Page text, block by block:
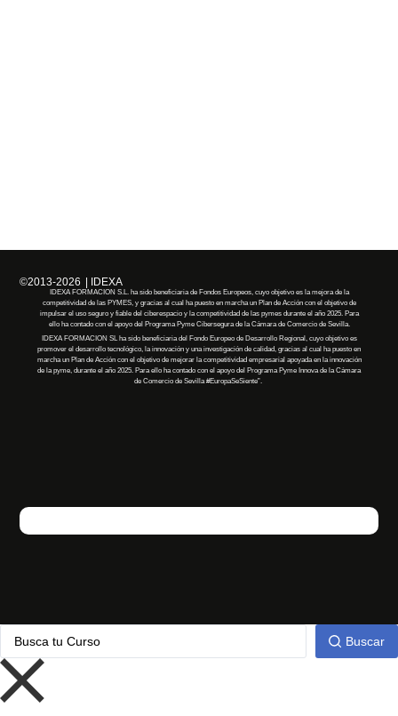
©2013-2026 | IDEXA
IDEXA FORMACION S.L. ha sido beneficiaria de Fondos Europeos, cuyo objetivo es la mejora de la
competitividad de las PYMES, y gracias al cual ha puesto en marcha un Plan de Acción con el objetivo de
impulsar el uso seguro y fiable del ciberespacio y la competitividad de las pymes durante el año 2025. Para
ello ha contado con el apoyo del Programa Pyme Cibersegura de la Cámara de Comercio de Sevilla.
IDEXA FORMACION SL
ha sido beneficiariadel Fondo Europeo de Desarrollo Regional, cuyo objetivo es
promover el desarrollo tecnológico, la innovación y una investigación de calidad, gracias al cual ha puesto en
marcha un Plan de Acción con el objetivo de mejorar la competitividad empresarial apoyada en la innovación
de la pyme, durante el año 2025. Para ello ha contado con el apoyo del Programa Pyme Innova de la Cámara
de Comercio de Sevilla #EuropaSeSiente”
Buscar